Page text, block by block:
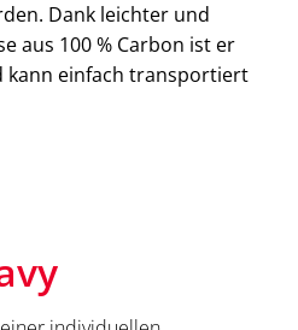
Dank leichter und
aus 100 % Carbon ist er
kann einfach transportiert